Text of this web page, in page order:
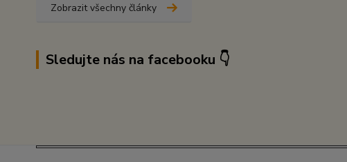
Zobrazit všechny články
Sledujte nás na facebooku 👇